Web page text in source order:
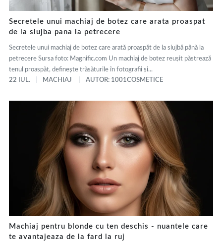
Secretele unui machiaj de botez care arata proaspat
de la slujba pana la petrecere
Secretele unui machiaj de botez care arată proaspăt de la slujbă până la
petrecere Sursa foto: Magnific.com Un machiaj de botez reușit păstrează
tenul proaspăt, definește trăsăturile în fotografii și...
22 IUL.
MACHIAJ AUTOR: 1001COSMETICE
Machiaj pentru blonde cu ten deschis - nuantele care
te avantajeaza de la fard la ruj